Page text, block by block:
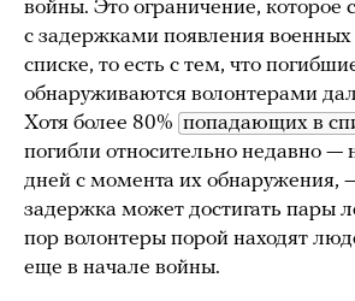
войны. Это ограничение, которое
с задержками появления
списке, то есть с тем, что
обнаруживаются волонтерами
Хотя более 80% попадающих в
погибли относительно недавно —
дней с момента их обнаружения,
задержка может достигать пары
пор волонтеры порой находят
еще в начале войны.